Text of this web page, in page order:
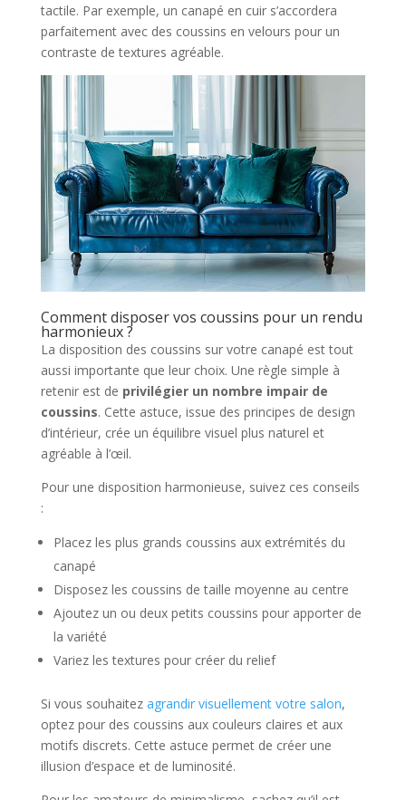
tactile. Par exemple, un canapé en cuir s’accordera
parfaitement avec des coussins en velours pour un
contraste de textures agréable.
Comment disposer vos coussins pour un rendu
harmonieux ?
La disposition des coussins sur votre canapé est tout
aussi importante que leur choix. Une règle simple à
retenir est de privilégier un nombre impair de
coussins. Cette astuce, issue des principes de design
d’intérieur, crée un équilibre visuel plus naturel et
agréable à l’œil.
Pour une disposition harmonieuse, suivez ces conseils
:
Placez les plus grands coussins aux extrémités du
canapé
Disposez les coussins de taille moyenne au centre
Ajoutez un ou deux petits coussins pour apporter de
la variété
Variez les textures pour créer du relief
Si vous souhaitez agrandir visuellement votre salon,
optez pour des coussins aux couleurs claires et aux
motifs discrets. Cette astuce permet de créer une
illusion d’espace et de luminosité.